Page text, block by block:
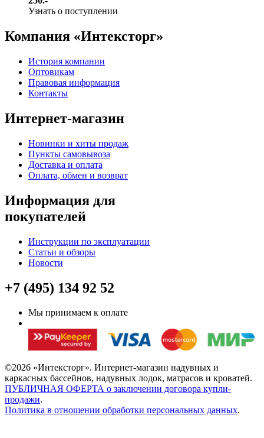
Узнать о поступлении
Компания «Интексторг»
История компании
Оптовикам
Правовая информация
Контакты
Интернет-магазин
Новинки и хиты продаж
Пункты самовывоза
Доставка и оплата
Оплата, обмен и возврат
Информация для
покупателей
Инструкции по эксплуатации
Статьи и обзоры
Новости
+7 (495) 134 92 52
Мы принимаем к оплате
©2026 «Интексторг». Интернет-магазин надувных и
каркасных бассейнов, надувных лодок, матрасов и кроватей.
ПУБЛИЧНАЯ ОФЕРТА о заключении договора купли-
продажи.
Политика в отношении обработки персональных данных.